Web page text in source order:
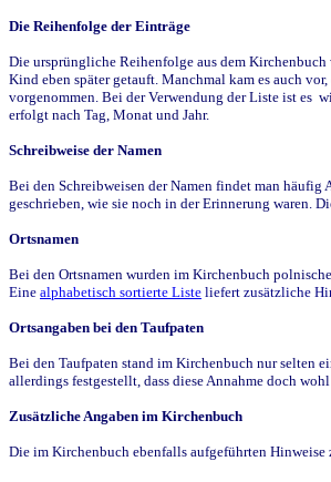
Die Reihenfolge der Einträge
Die ursprüngliche Reihenfolge aus dem
Kind eben später getauft. Manchmal kam es auch
vorgenommen. Bei der Verwendung der Liste ist es
erfolgt nach Tag, Monat und Jahr.
Schreibweise der Namen
Bei den Schreibweisen der Namen findet man häufig
geschrieben, wie sie noch in der Erinnerung waren.
Ortsnamen
Bei den Ortsnamen wurden im Kirchenbuch
Eine alphabetisch sortierte Liste liefert zusätzliche
Ortsangaben bei den Taufpaten
Bei den Taufpaten stand im Kirchenbuch nur selten
allerdings festgestellt, dass diese Annahme doch
Zusätzliche Angaben im Kirchenbuch
Die im Kirchenbuch ebenfalls aufgeführten Hinweise